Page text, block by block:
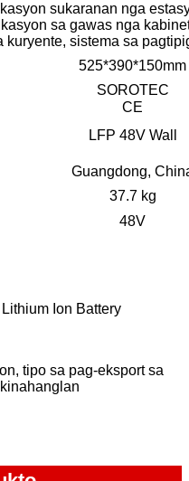
sukaranan nga
sa gawas nga
kuryente, sistema sa
525*390*150mm
SOROTEC
CE
LFP 48V Wall
Guangdong,
37.7 kg
48V
Ion Battery
tipo sa pag-eksport sa